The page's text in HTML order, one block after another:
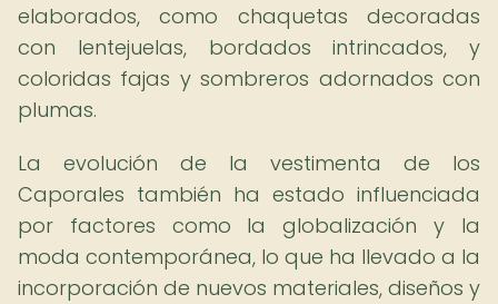
elaborados, como chaquetas decoradas
con lentejuelas, bordados intrincados, y
coloridas fajas y sombreros adornados con
plumas.
La evolución de la vestimenta de los
Caporales también ha estado influenciada
por factores como la globalización y la
moda contemporánea, lo que ha llevado a la
incorporación de nuevos materiales, diseños y